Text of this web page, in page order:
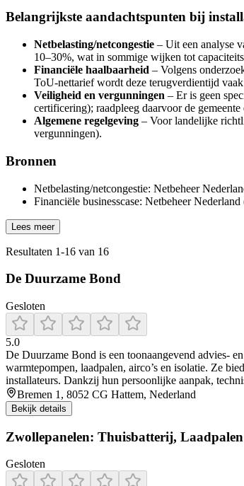
Belangrijkste aandachtspunten bij
Netbelasting/netcongestie – Uit een analyse
10–30%, wat in sommige wijken tot
Financiële haalbaarheid – Volgens
ToU-nettarief wordt deze terugverdientijd
Veiligheid en vergunningen – Er is geen
certificering); raadpleeg daarvoor de gemeente
Algemene regelgeving – Voor landelijke
vergunningen).
Bronnen
Netbelasting/netcongestie: Netbeheer
Financiële businesscase: Netbeheer
Lees meer
Resultaten 1-16 van 16
De Duurzame Bond
Gesloten
5.0
De Duurzame Bond is een toonaangevend advies-
warmtepompen, laadpalen, airco’s en isolatie. Ze
installateurs. Dankzij hun persoonlijke aanpak,
Bremen 1, 8052 CG Hattem, Nederland
Bekijk details
Zwollepanelen: Thuisbatterij,
Gesloten